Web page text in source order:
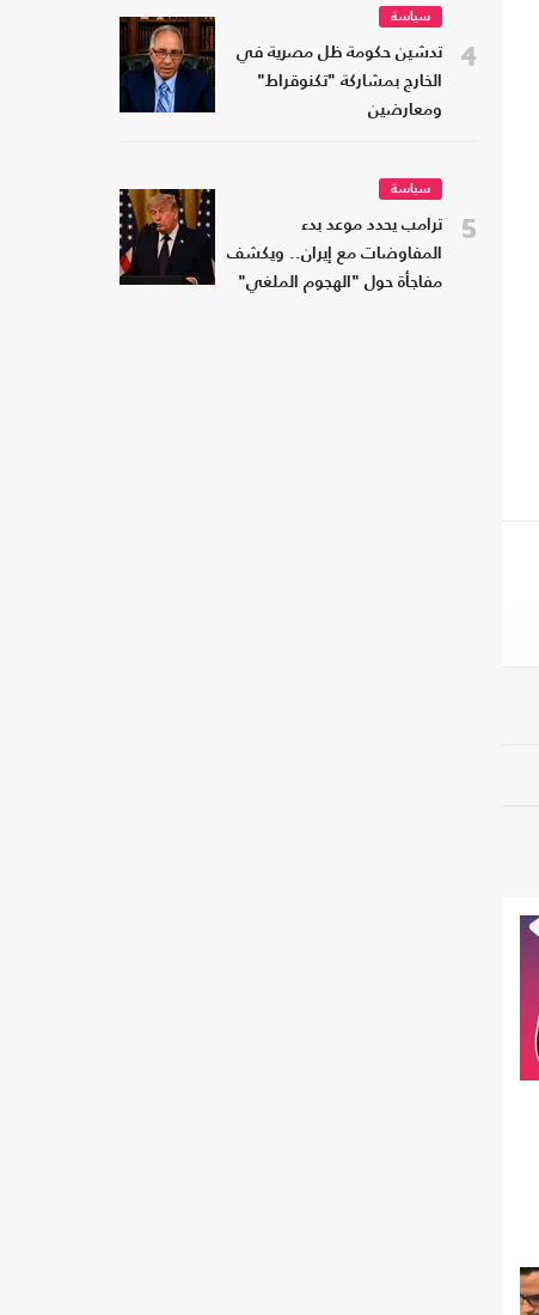
4
سياسة
تدشين حكومة ظل مصرية في
الخارج بمشاركة "تكنوقراط"
ومعارضين
5
سياسة
ترامب يحدد موعد بدء
المفاوضات مع إيران.. ويكشف
مفاجأة حول "الهجوم الملغي"